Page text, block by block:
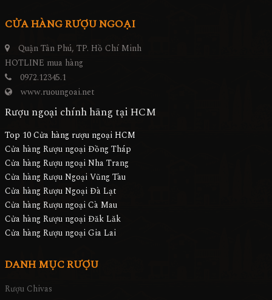
CỬA HÀNG RƯỢU NGOẠI
Quận Tân Phú, TP. Hồ Chí Minh
HOTLINE mua hàng
0972.12345.1
www.ruoungoai.net
Rượu ngoại chính hãng tại HCM
Top 10 Cửa hàng rượu ngoại HCM
Cửa hàng Rượu ngoại Đồng Tháp
Cửa hàng Rượu ngoại Nha Trang
Cửa hàng Rượu Ngoại Vũng Tàu
Cửa hàng Rượu Ngoại Đà Lạt
Cửa hàng Rượu ngoại Cà Mau
Cửa hàng Rượu ngoại Đăk Lăk
Cửa hàng Rượu ngoại Gia Lai
DANH MỤC RƯỢU
Rượu Chivas